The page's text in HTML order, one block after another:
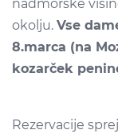
nadmorske
okolju. Vse
8.marca (na
kozarček
Rezervacije